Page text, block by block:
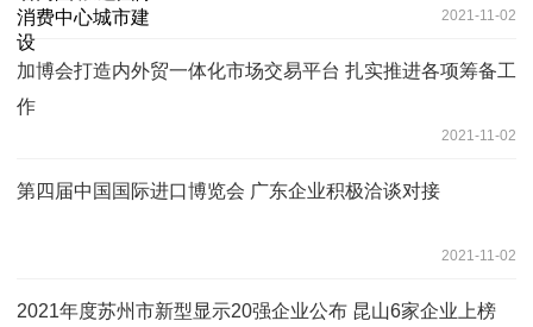
2021-11-02
加博会打造内外贸一体化市场交易平台 扎实推进各项筹备工
作
2021-11-02
第四届中国国际进口博览会 广东企业积极洽谈对接
2021-11-02
2021年度苏州市新型显示20强企业公布 昆山6家企业上榜